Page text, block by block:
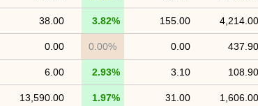
4,214.00
155.00
3.82%
38.00
437.90
0.00
0.00%
0.00
108.90
3.10
2.93%
6.00
1,606.00
31.00
1.97%
13,590.00